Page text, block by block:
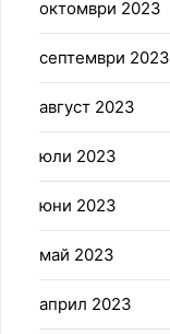
октомври 2023
септември 2023
август 2023
юли 2023
юни 2023
май 2023
април 2023